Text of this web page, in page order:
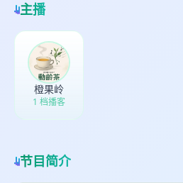
主播
橙果岭
1 档播客
节目简介